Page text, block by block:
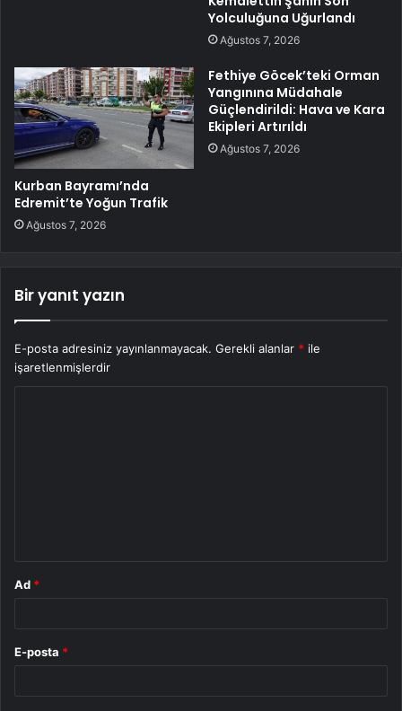
Yolculuğuna Uğurlandı
Ağustos 7, 2026
Kurban Bayramı’nda
Edremit’te Yoğun Trafik
Ağustos 7, 2026
Fethiye Göcek’teki Orman
Yangınına Müdahale
Güçlendirildi: Hava ve Kara
Ekipleri Artırıldı
Ağustos 7, 2026
Bir yanıt yazın
E-posta adresiniz yayınlanmayacak. Gerekli alanlar * ile
işaretlenmişlerdir
Ad *
E-posta *